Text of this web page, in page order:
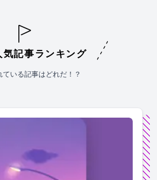
気記事ランキング
ている記事はどれだ！？